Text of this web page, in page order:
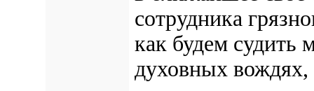
сотрудника
как будем
духовных